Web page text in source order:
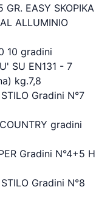
EASY SKOPIKA
ALLUMINIO
10 gradini
SU EN131 - 7
kg.7,8
Gradini N°7
gradini
Gradini N°4+5 H
Gradini N°8